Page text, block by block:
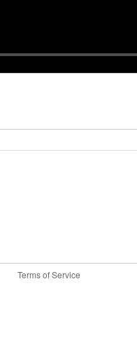
Terms of Service